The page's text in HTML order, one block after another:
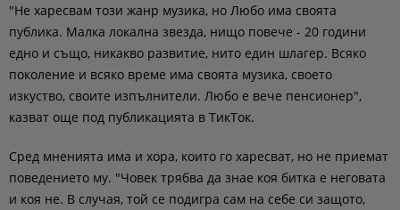
"Не харесвам този жанр музика, но Любо има своята
публика. Малка локална звезда, нищо повече - 20 години
едно и също, никакво развитие, нито един шлагер. Всяко
поколение и всяко време има своята музика, своето
изкуство, своите изпълнители. Любо е вече пенсионер",
казват още под публикацията в ТикТок.
Сред мненията има и хора, които го харесват, но не приемат
поведението му. "Човек трябва да знае коя битка е неговата
и коя не. В случая, той се подигра сам на себе си защото,